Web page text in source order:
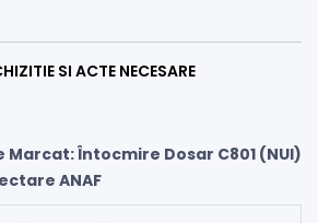
SI ACTE NECESARE
Marcat: Întocmire Dosar C801 (NUI)
ANAF